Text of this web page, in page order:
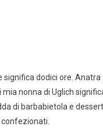
significa dodici ore.
nonna di Uglich
di barbabietola e